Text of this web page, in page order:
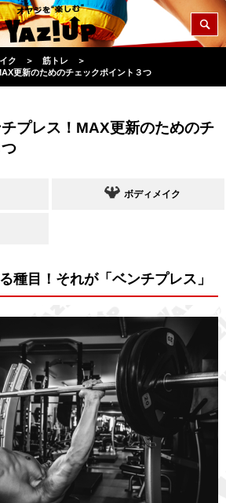
ク ＞ 筋トレ
＞
更新のためのチェックポイント３つ
プレス！MAX更新のためのチ
ボディメイク
種目！それが「ベンチプレス」